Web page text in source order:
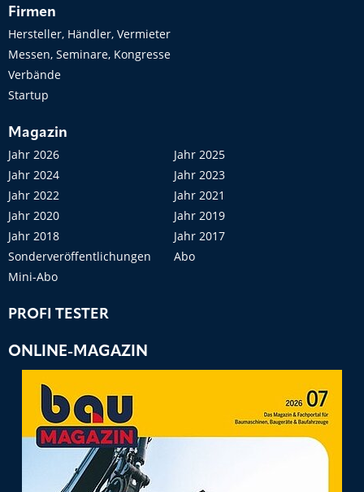
Firmen
Hersteller, Händler, Vermieter
Messen, Seminare, Kongresse
Verbände
Startup
Magazin
Jahr 2026
Jahr 2025
Jahr 2024
Jahr 2023
Jahr 2022
Jahr 2021
Jahr 2020
Jahr 2019
Jahr 2018
Jahr 2017
Sonderveröffentlichungen
Abo
Mini-Abo
PROFI TESTER
ONLINE-MAGAZIN